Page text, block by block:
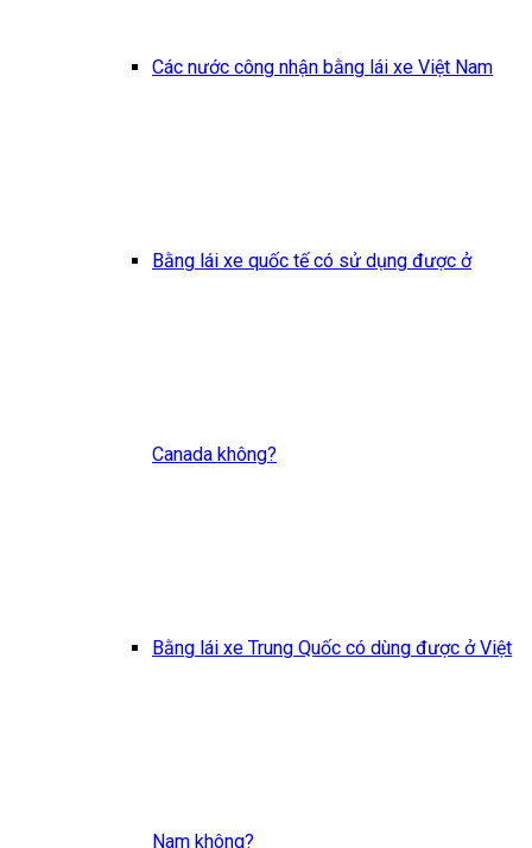
Các nước công nhận bằng lái xe Việt Nam
Bằng lái xe quốc tế có sử dụng được ở
Canada không?
Bằng lái xe Trung Quốc có dùng được ở Việt
Nam không?